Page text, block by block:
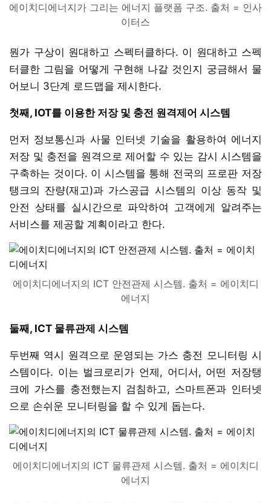
에이치디에너지가 그리는 에너지 플랫폼 구조. 출처 = 인사
이터스
뭔가 구상이 원대하고 스펙터클하다. 이 원대하고 스펙
터클한 그림을 어떻게 구현해 나갈 것인지 궁금해서 물
어보니 3단계 로드맵을 제시한다.
첫째, IOT를 이용한 저장 및 충전 원격제어 시스템
먼저 정보통신과 사물 인터넷 기술을 활용하여 에너지
저장 및 충전을 원격으로 제어할 수 있는 감시 시스템을
구축하는 것이다. 이 시스템을 통해 전국의 프로판 저장
탱크의 잔량(재고)과 가스공급 시스템의 이상 동작 및
안전 상태를 실시간으로 파악하여 고객에게 알려주는
서비스를 제공할 계획이라고 한다.
에이치디에너지의 ICT 안전관제 시스템. 출처 = 에이치디
에너지
둘째, ICT 물류관제 시스템
두번째 역시 원격으로 운영되는 가스 충전 모니터링 시
스템이다. 이는 벌크로리가 언제, 어디서, 어떤 저장탱
크에 가스를 충전했는지 검침하고, 스마트폰과 인터넷
으로 손쉬운 모니터링을 할 수 있게 돕는다.
에이치디에너지의 ICT 물류관제 시스템. 출처 = 에이치디
에너지